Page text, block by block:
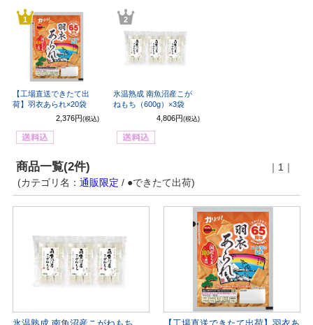
1
【工場直送できたて出
荷】羽衣あられ×20袋
2,376円 (税込)
2
氷温熟成 南魚沼産こが
ねもち（600g）×3袋
4,806円 (税込)
商品一覧(2件)
｜1｜
(カテゴリ名： 通販限定 / ●できたて出荷)